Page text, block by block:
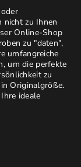
nicht zu Ihnen
Online-Shop
zu "daten",
umfangreiche
um die perfekte
zu
Originalgröße.
ideale